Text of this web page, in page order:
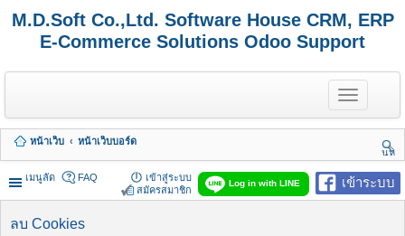
M.D.Soft Co.,Ltd. Software House CRM, ERP
E-Commerce Solutions Odoo Support
T
o
g
e
n
a
v
หน้าเว็บ
หน้าเว็บบอร์ด
นห
า
เมนูลัด
เข้าระบบ
Log in with LINE
FAQ
เข้าสู่ระบบ
สมัครสมาชิก
ลบ Cookies